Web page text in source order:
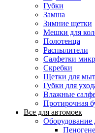
Губки
Замша
Зимние щетки
Мешки для
Полотенца
Распылители
Салфетки
Скребки
Щетки для
Губки для
Влажные
Протирочная
Все для автомоек
Оборудование